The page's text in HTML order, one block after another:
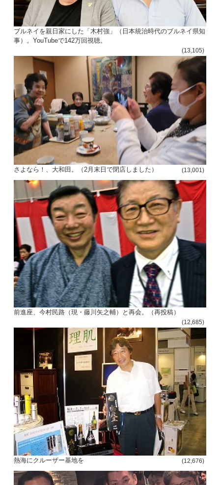
ブルネイを親日家にした「木村強」（日本統治時代のブルネイ県知
事）。YouTubeで142万回視聴。
(13,105)
さよなら！、大和田。（2月末日で閉店しました） (13,001)
前進座、今村民路（現・藤川矢之輔）と再会。（再投稿）
(12,685)
熱海にクルーザー基地を (12,676)